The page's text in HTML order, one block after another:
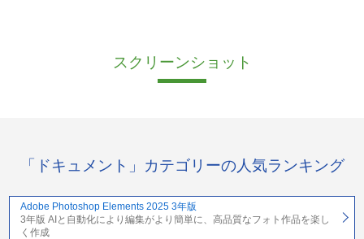
スクリーンショット
「ドキュメント」カテゴリーの人気ランキング
Adobe Photoshop Elements 2025 3年版
3年版 AIと自動化により編集がより簡単に、高品質なフォト作品を楽し
く作成